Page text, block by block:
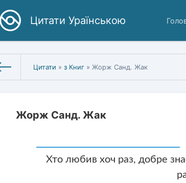
Цитати Ураїнською
Цитати »з Книг » Жорж Санд. Жак
Жорж Санд. Жак
Хто любив хоч раз, добре